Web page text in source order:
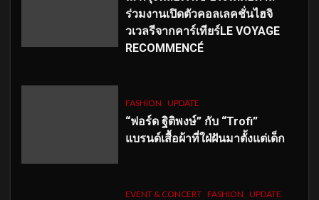
ร่วมงานเปิดตัวคอลเลคชั่นไฮจิ
วเวลรีจากคาร์เทียร์LE VOYAGE
RECOMMENCÉ
FASHION UPDATE
“ฟอร์ด ฐิติพงษ์” กับ “Trofi”
แบรนด์เสื้อผ้าที่ใฝ่ฝันมาตั้งแต่เด็ก
EVENT & CONCERT FASHION UPDATE